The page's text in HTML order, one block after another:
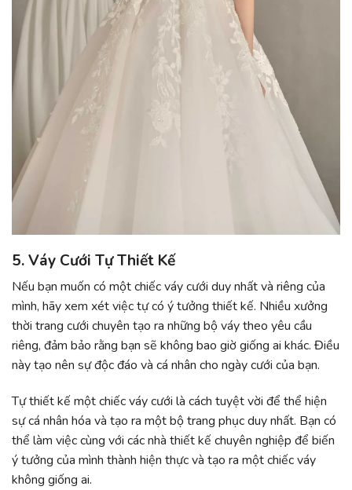
5. Váy Cưới Tự Thiết Kế
Nếu bạn muốn có một chiếc váy cưới duy nhất và riêng của
mình, hãy xem xét việc tự có ý tưởng thiết kế. Nhiều xưởng
thời trang cưới chuyên tạo ra những bộ váy theo yêu cầu
riêng, đảm bảo rằng bạn sẽ không bao giờ giống ai khác. Điều
này tạo nên sự độc đáo và cá nhân cho ngày cưới của bạn.
Tự thiết kế một chiếc váy cưới là cách tuyệt vời để thể hiện
sự cá nhân hóa và tạo ra một bộ trang phục duy nhất. Bạn có
thể làm việc cùng với các nhà thiết kế chuyên nghiệp để biến
ý tưởng của mình thành hiện thực và tạo ra một chiếc váy
không giống ai.